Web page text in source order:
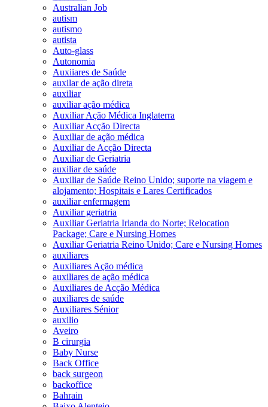
Australian Job
autism
autismo
autista
Auto-glass
Autonomia
Auxiiares de Saúde
auxilar de ação direta
auxiliar
auxiliar ação médica
Auxiliar Ação Médica Inglaterra
Auxiliar Acção Directa
Auxiliar de ação médica
Auxiliar de Acção Directa
Auxiliar de Geriatria
auxiliar de saúde
Auxiliar de Saúde Reino Unido; suporte na viagem e
alojamento; Hospitais e Lares Certificados
auxiliar enfermagem
Auxiliar geriatria
Auxiliar Geriatria Irlanda do Norte; Relocation
Package; Care e Nursing Homes
Auxiliar Geriatria Reino Unido; Care e Nursing Homes
auxiliares
Auxiliares Ação médica
auxiliares de ação médica
Auxiliares de Acção Médica
auxiliares de saúde
Auxiliares Sénior
auxilio
Aveiro
B cirurgia
Baby Nurse
Back Office
back surgeon
backoffice
Bahrain